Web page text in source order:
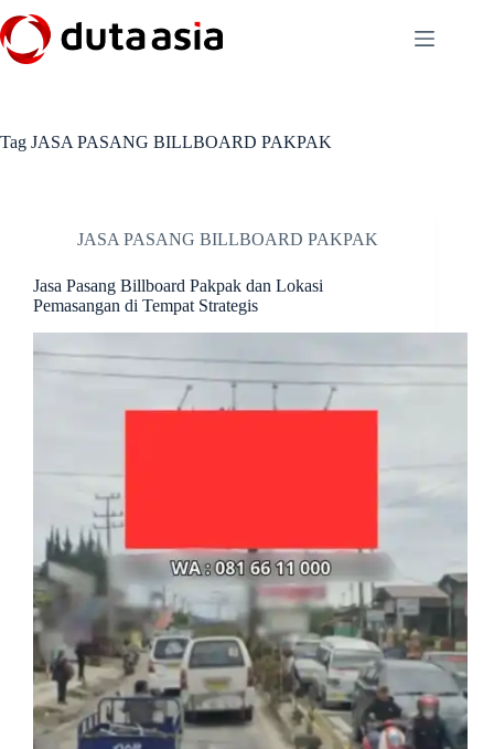
to
content
Tag JASA PASANG BILLBOARD PAKPAK
JASA PASANG BILLBOARD PAKPAK
Jasa Pasang Billboard Pakpak dan Lokasi
Pemasangan di Tempat Strategis